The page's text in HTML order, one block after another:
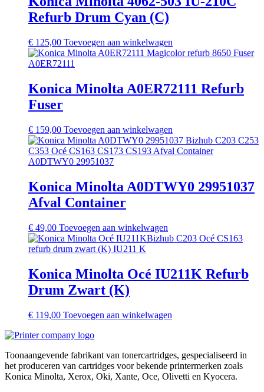
Refurb Drum Cyan (C)
€ 125,00 Toevoegen aan winkelwagen
Konica Minolta A0ER72111 Refurb
Fuser
€ 159,00 Toevoegen aan winkelwagen
Konica Minolta A0DTWY0 29951037
Afval Container
€ 49,00 Toevoegen aan winkelwagen
Konica Minolta Océ IU211K Refurb
Drum Zwart (K)
€ 119,00 Toevoegen aan winkelwagen
Toonaangevende fabrikant van tonercartridges, gespecialiseerd in
het produceren van cartridges voor bekende printermerken zoals
Konica Minolta, Xerox, Oki, Xante, Oce, Olivetti en Kyocera.